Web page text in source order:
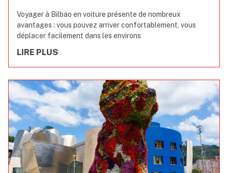
Voyager à Bilbao en voiture présente de nombreux
avantages : vous pouvez arriver confortablement, vous
déplacer facilement dans les environs
LIRE PLUS